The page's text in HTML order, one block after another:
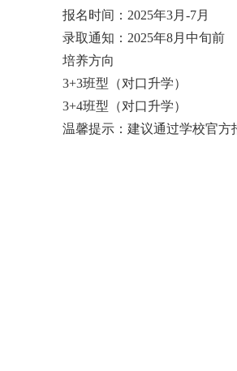
报名时间：2025年3月-7月
录取通知：2025年8月中旬前
培养方向
3+3班型（对口升学）
3+4班型（对口升学）
温馨提示：建议通过学校官方